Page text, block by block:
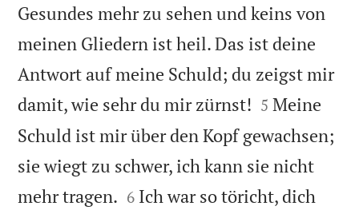
Gesundes mehr zu sehen und keins von
meinen Gliedern ist heil. Das ist deine
Antwort auf meine Schuld; du zeigst mir
damit, wie sehr du mir zürnst! 

5 Meine
Schuld ist mir über den Kopf gewachsen;
sie wiegt zu schwer, ich kann sie nicht
mehr tragen. 

6 Ich war so töricht, dich